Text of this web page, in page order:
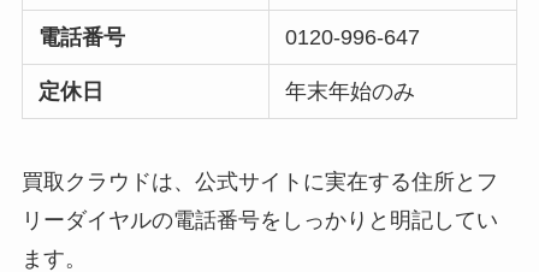
電話番号 0120-996-647
定休日 年末年始のみ
買取クラウドは、公式サイトに実在する住所とフ
リーダイヤルの電話番号をしっかりと明記してい
ます。